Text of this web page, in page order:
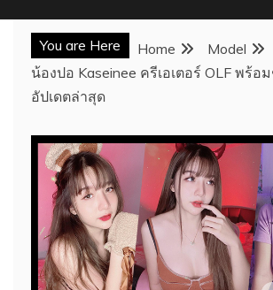
You are Here Home
Model
น้องปอ Kaseinee ครีเอเตอร์ OLF พร้อ
อัปเดตล่าสุด